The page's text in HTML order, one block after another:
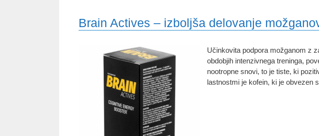
Brain Actives – izboljša delovanje
Učinkovita podpora možganom z
obdobjih intenzivnega treninga,
nootropne snovi, to je tiste, ki
lastnostmi je kofein, ki je obvezen